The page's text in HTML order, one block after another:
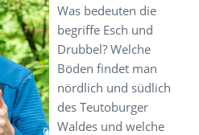
Was bedeuten die
begriffe Esch und
Drubbel? Welche
Böden findet man
nördlich und südlich
des Teutoburger
Waldes und welche